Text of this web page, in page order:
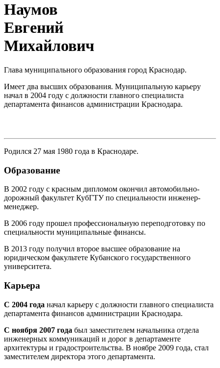
Наумов
Евгений
Михайлович
Глава муниципального образования город Краснодар.
Имеет два высших образования. Муниципальную карьеру
начал в 2004 году с должности главного специалиста
департамента финансов администрации Краснодара.
Родился 27 мая 1980 года в Краснодаре.
Образование
В 2002 году с красным дипломом окончил автомобильно-
дорожный факультет КубГТУ по специальности инженер-
менеджер.
В 2006 году прошел профессиональную переподготовку по
специальности муниципальные финансы.
В 2013 году получил второе высшее образование на
юридическом факультете Кубанского государственного
университета.
Карьера
С 2004 года начал карьеру с должности главного специалиста
департамента финансов администрации Краснодара.
С ноября 2007 года был заместителем начальника отдела
инженерных коммуникаций и дорог в департаменте
архитектуры и градостроительства. В ноябре 2009 года, стал
заместителем директора этого департамента.